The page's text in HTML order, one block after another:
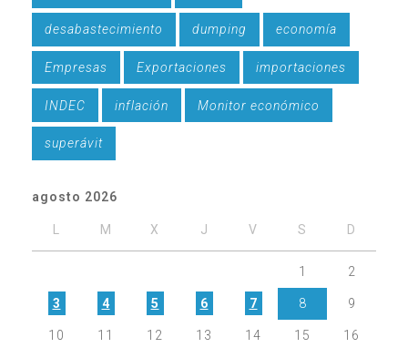
desabastecimiento dumping economía
Empresas Exportaciones importaciones
INDEC inflación Monitor económico
superávit
agosto 2026
L M X J V S D
1 2
3 4 5 6 7 8 9
10 11 12 13 14 15 16